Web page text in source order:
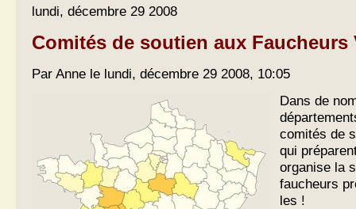
lundi, décembre 29 2008
Comités de soutien aux Faucheurs
Par Anne le lundi, décembre 29 2008, 10:05
Dans de
comités de
qui
organise la
faucheurs
les !